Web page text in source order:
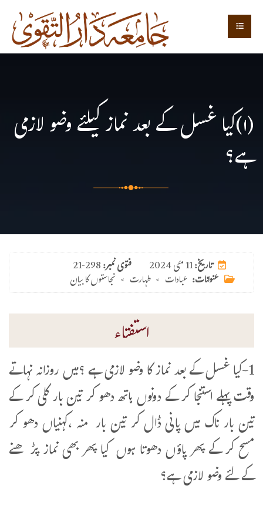
(۱)کیا غسل کے بعد نماز کیلئے وضو لازمی
ہے؟
فتوی نمبر:21-298 تاریخ:11 مئی 2024
عنوانات: عبادات > طہارت > نجاستوں کا بیان
استفتاء
1-کیا غسل کے بعد نماز کا وضو لازمی ہے ؟میں روزانہ نہاتے
وقت پہلے استنجا کر کے دونوں ہاتھ دھو کر تین بار کلی کر کے
تین بار ناک میں پانی ڈال کر تین بار منہ ،کہنیاں دھو کر
مسح کر کے پھر پاؤں دھوتا ہوں کیا پھر بھی نماز پڑھنے
کے لئے وضو لازمی ہے؟